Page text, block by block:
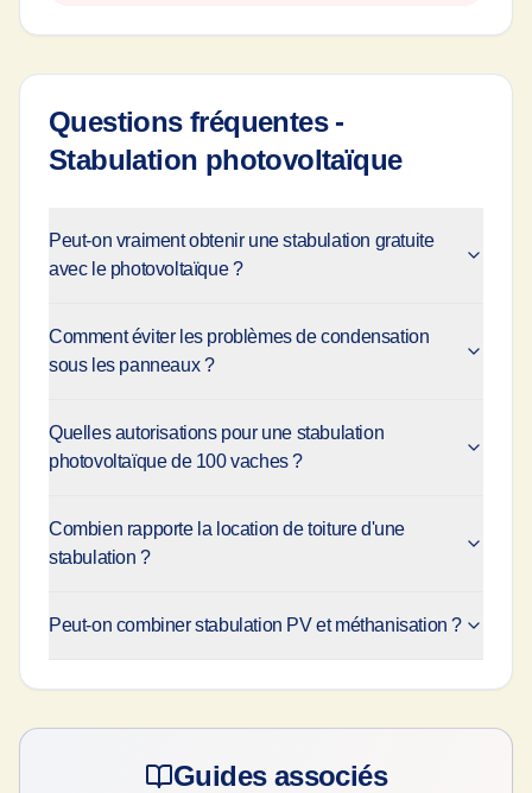
Questions fréquentes -
Stabulation photovoltaïque
Peut-on vraiment obtenir une stabulation gratuite
avec le photovoltaïque ?
Comment éviter les problèmes de condensation
sous les panneaux ?
Quelles autorisations pour une stabulation
photovoltaïque de 100 vaches ?
Combien rapporte la location de toiture d'une
stabulation ?
Peut-on combiner stabulation PV et méthanisation ?
Guides associés